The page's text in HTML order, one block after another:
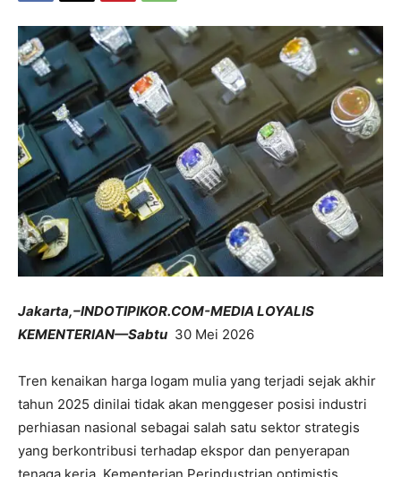
Jakarta,–INDOTIPIKOR.COM-MEDIA LOYALIS
KEMENTERIAN—Sabtu 30 Mei 2026
Tren kenaikan harga logam mulia yang terjadi sejak akhir
tahun 2025 dinilai tidak akan menggeser posisi industri
perhiasan nasional sebagai salah satu sektor strategis
yang berkontribusi terhadap ekspor dan penyerapan
tenaga kerja. Kementerian Perindustrian optimistis